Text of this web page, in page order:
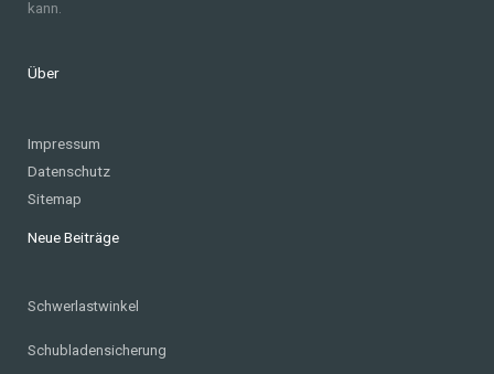
kann.
Über
Impressum
Datenschutz
Sitemap
Neue Beiträge
Schwerlastwinkel
Schubladensicherung